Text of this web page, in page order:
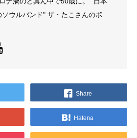
ウルバンド" ザ・たこさんのボ
Share
Hatena